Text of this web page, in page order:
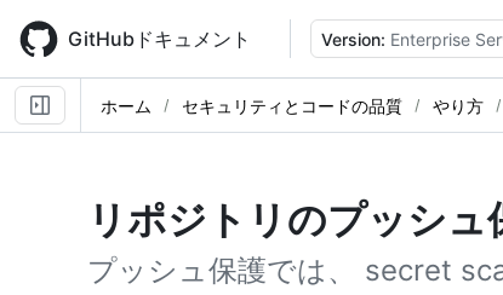
main
content
GitHubドキュメント Version: Enterprise
ホーム セキュリティとコードの品質 やり方
リポジトリのプッシュ
プッシュ保護では、 secret